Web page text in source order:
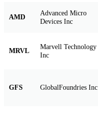
AMD
Advanced Micro
Devices Inc
MRVL
Marvell Technology
Inc
GFS GlobalFoundries Inc